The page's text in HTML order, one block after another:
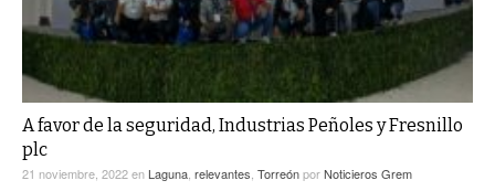
A favor de la seguridad, Industrias Peñoles y Fresnillo
plc
21 noviembre, 2022en Laguna relevantes TorreónporNoticieros Grem